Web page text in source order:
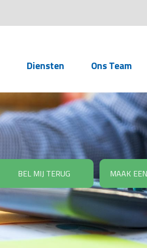
Diensten
Service voor
accountants- en
administratiekantoren
Arbeidsrechtelijke
Advisering
Salarisadministratie
Personeelsadministratie
Detachering
Ons Team
BEL MIJ TERUG MAAK